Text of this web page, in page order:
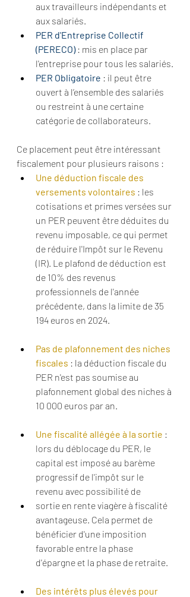
aux travailleurs indépendants et
aux salariés.
PER d'Entreprise Collectif
(PERECO) : mis en place par
l'entreprise pour tous les salariés.
PER Obligatoire : il peut être
ouvert à l’ensemble des salariés
ou restreint à une certaine
catégorie de collaborateurs.
Ce placement peut être intéressant
fiscalement pour plusieurs raisons :
Une déduction fiscale des
versements volontaires : les
cotisations et primes versées sur
un PER peuvent être déduites du
revenu imposable, ce qui permet
de réduire l'Impôt sur le Revenu
(IR). Le plafond de déduction est
de 10% des revenus
professionnels de l'année
précédente, dans la limite de 35
194 euros en 2024.
Pas de plafonnement des niches
fiscales : la déduction fiscale du
PER n'est pas soumise au
plafonnement global des niches à
10 000 euros par an.
Une fiscalité allégée à la sortie :
lors du déblocage du PER, le
capital est imposé au barème
progressif de l'impôt sur le
revenu avec possibilité de
sortie en rente viagère à fiscalité
avantageuse. Cela permet de
bénéficier d'une imposition
favorable entre la phase
d'épargne et la phase de retraite.
Des intérêts plus élevés pour